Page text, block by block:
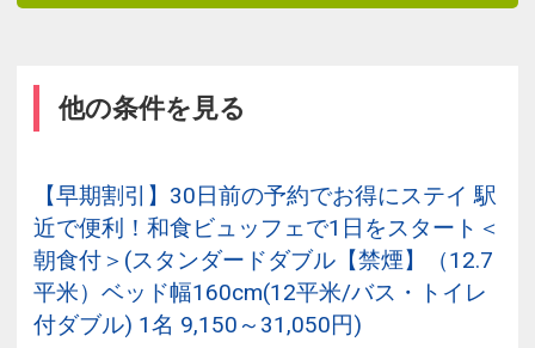
他の条件を見る
【早期割引】30日前の予約でお得にステイ 駅
近で便利！和食ビュッフェで1日をスタート＜
朝食付＞(スタンダードダブル【禁煙】（12.7
平米）ベッド幅160cm(12平米/バス・トイレ
付ダブル) 1名 9,150～31,050円)